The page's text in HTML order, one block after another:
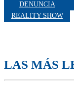
DENUNCIA
REALITY SHOW
LAS MÁS